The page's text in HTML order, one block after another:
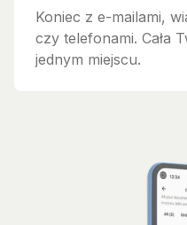
Koniec z e-mailami,
czy telefonami. Cała
jednym miejscu.